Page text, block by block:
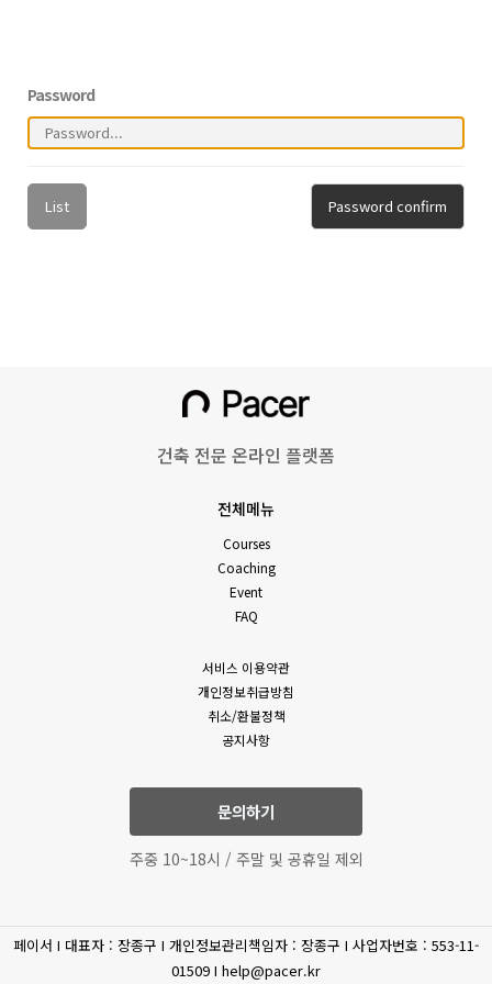
Password
List Password confirm
건축 전문 온라인 플랫폼
전체메뉴
Courses
Coaching
Event
FAQ
서비스 이용약관
개인정보취급방침
취소/환불정책
공지사항
문의하기
주중 10~18시 / 주말 및 공휴일 제외
페이서 I 대표자 : 장종구 I 개인정보관리책임자 : 장종구 I 사업자번호 : 553-11-
01509 I help@pacer.kr